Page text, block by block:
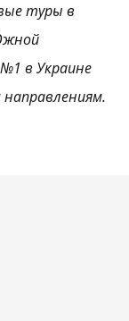
туры в
в Украине